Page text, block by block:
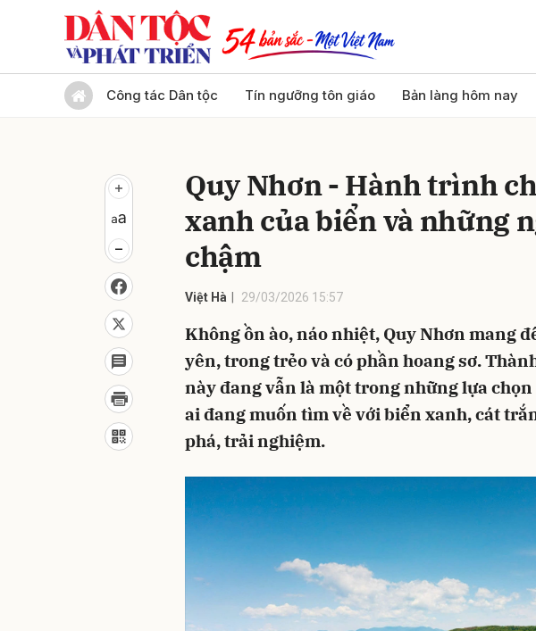
Công tác Dân tộc Tín ngưỡng tôn giáo Bản làng hôm nay
Quy Nhơn - Hành trình
xanh của biển và những
chậm
Việt Hà 29/03/2026 15:57
Không ồn ào, náo nhiệt, Quy Nhơn mang
yên, trong trẻo và có phần hoang sơ.
này đang vẫn là một trong những lựa
ai đang muốn tìm về với biển xanh, cát
phá, trải nghiệm.
Gửi bình luận